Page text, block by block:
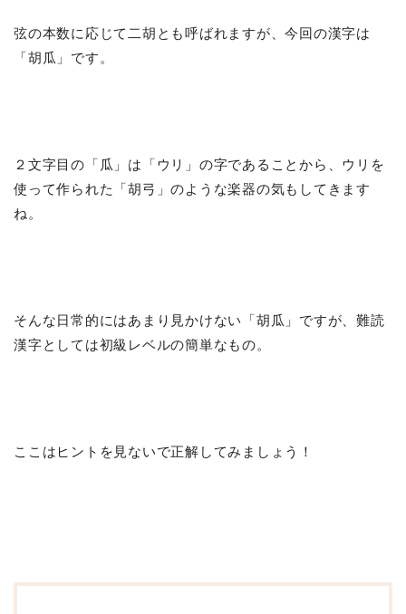
弦の本数に応じて二胡とも呼ばれますが、今回の漢字は
「胡瓜」です。
２文字目の「瓜」は「ウリ」の字であることから、ウリを
使って作られた「胡弓」のような楽器の気もしてきます
ね。
そんな日常的にはあまり見かけない「胡瓜」ですが、難読
漢字としては初級レベルの簡単なもの。
ここはヒントを見ないで正解してみましょう！